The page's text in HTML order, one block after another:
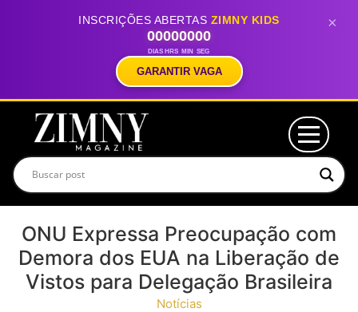
INSCRIÇÕES ABERTAS ZIMNY KIDS
00
DIAS
00
HRS
00
MIN
00
SEG
GARANTIR VAGA
×
ONU Expressa Preocupação com
Demora dos EUA na Liberação de
Vistos para Delegação Brasileira
Notícias